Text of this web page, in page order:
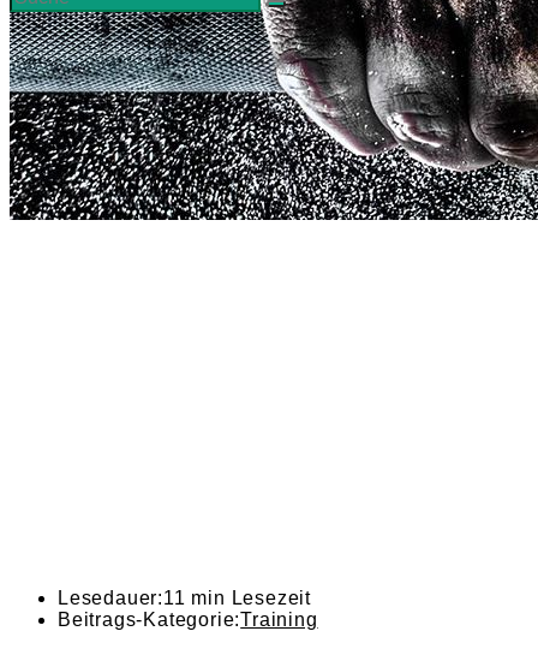
Lesedauer:11 min Lesezeit
Beitrags-Kategorie:Training